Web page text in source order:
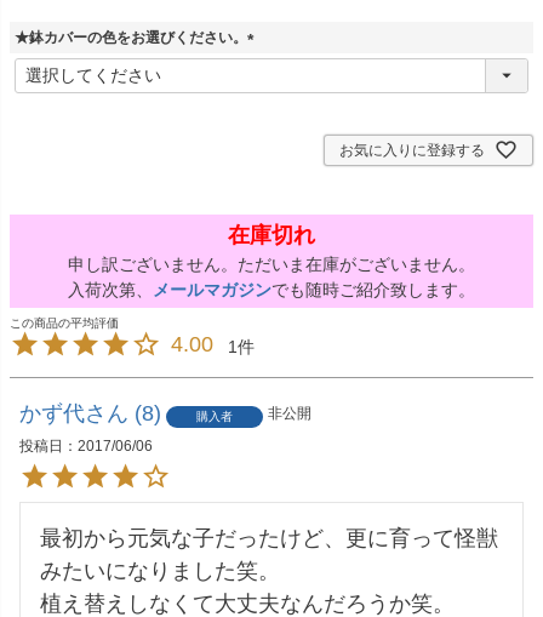
★鉢カバーの色をお選びください。
(
お気に入りに登録する
在庫切れ
申し訳ございません。ただいま在庫がございません。
入荷次第、
メールマガジンでも随時ご紹介致します。
4.00 1
かず代 8 購入者
非公開
投稿日
2017/06/06
最初から元気な子だったけど、更に育って怪獣
みたいになりました笑。
植え替えしなくて大丈夫なんだろうか笑。